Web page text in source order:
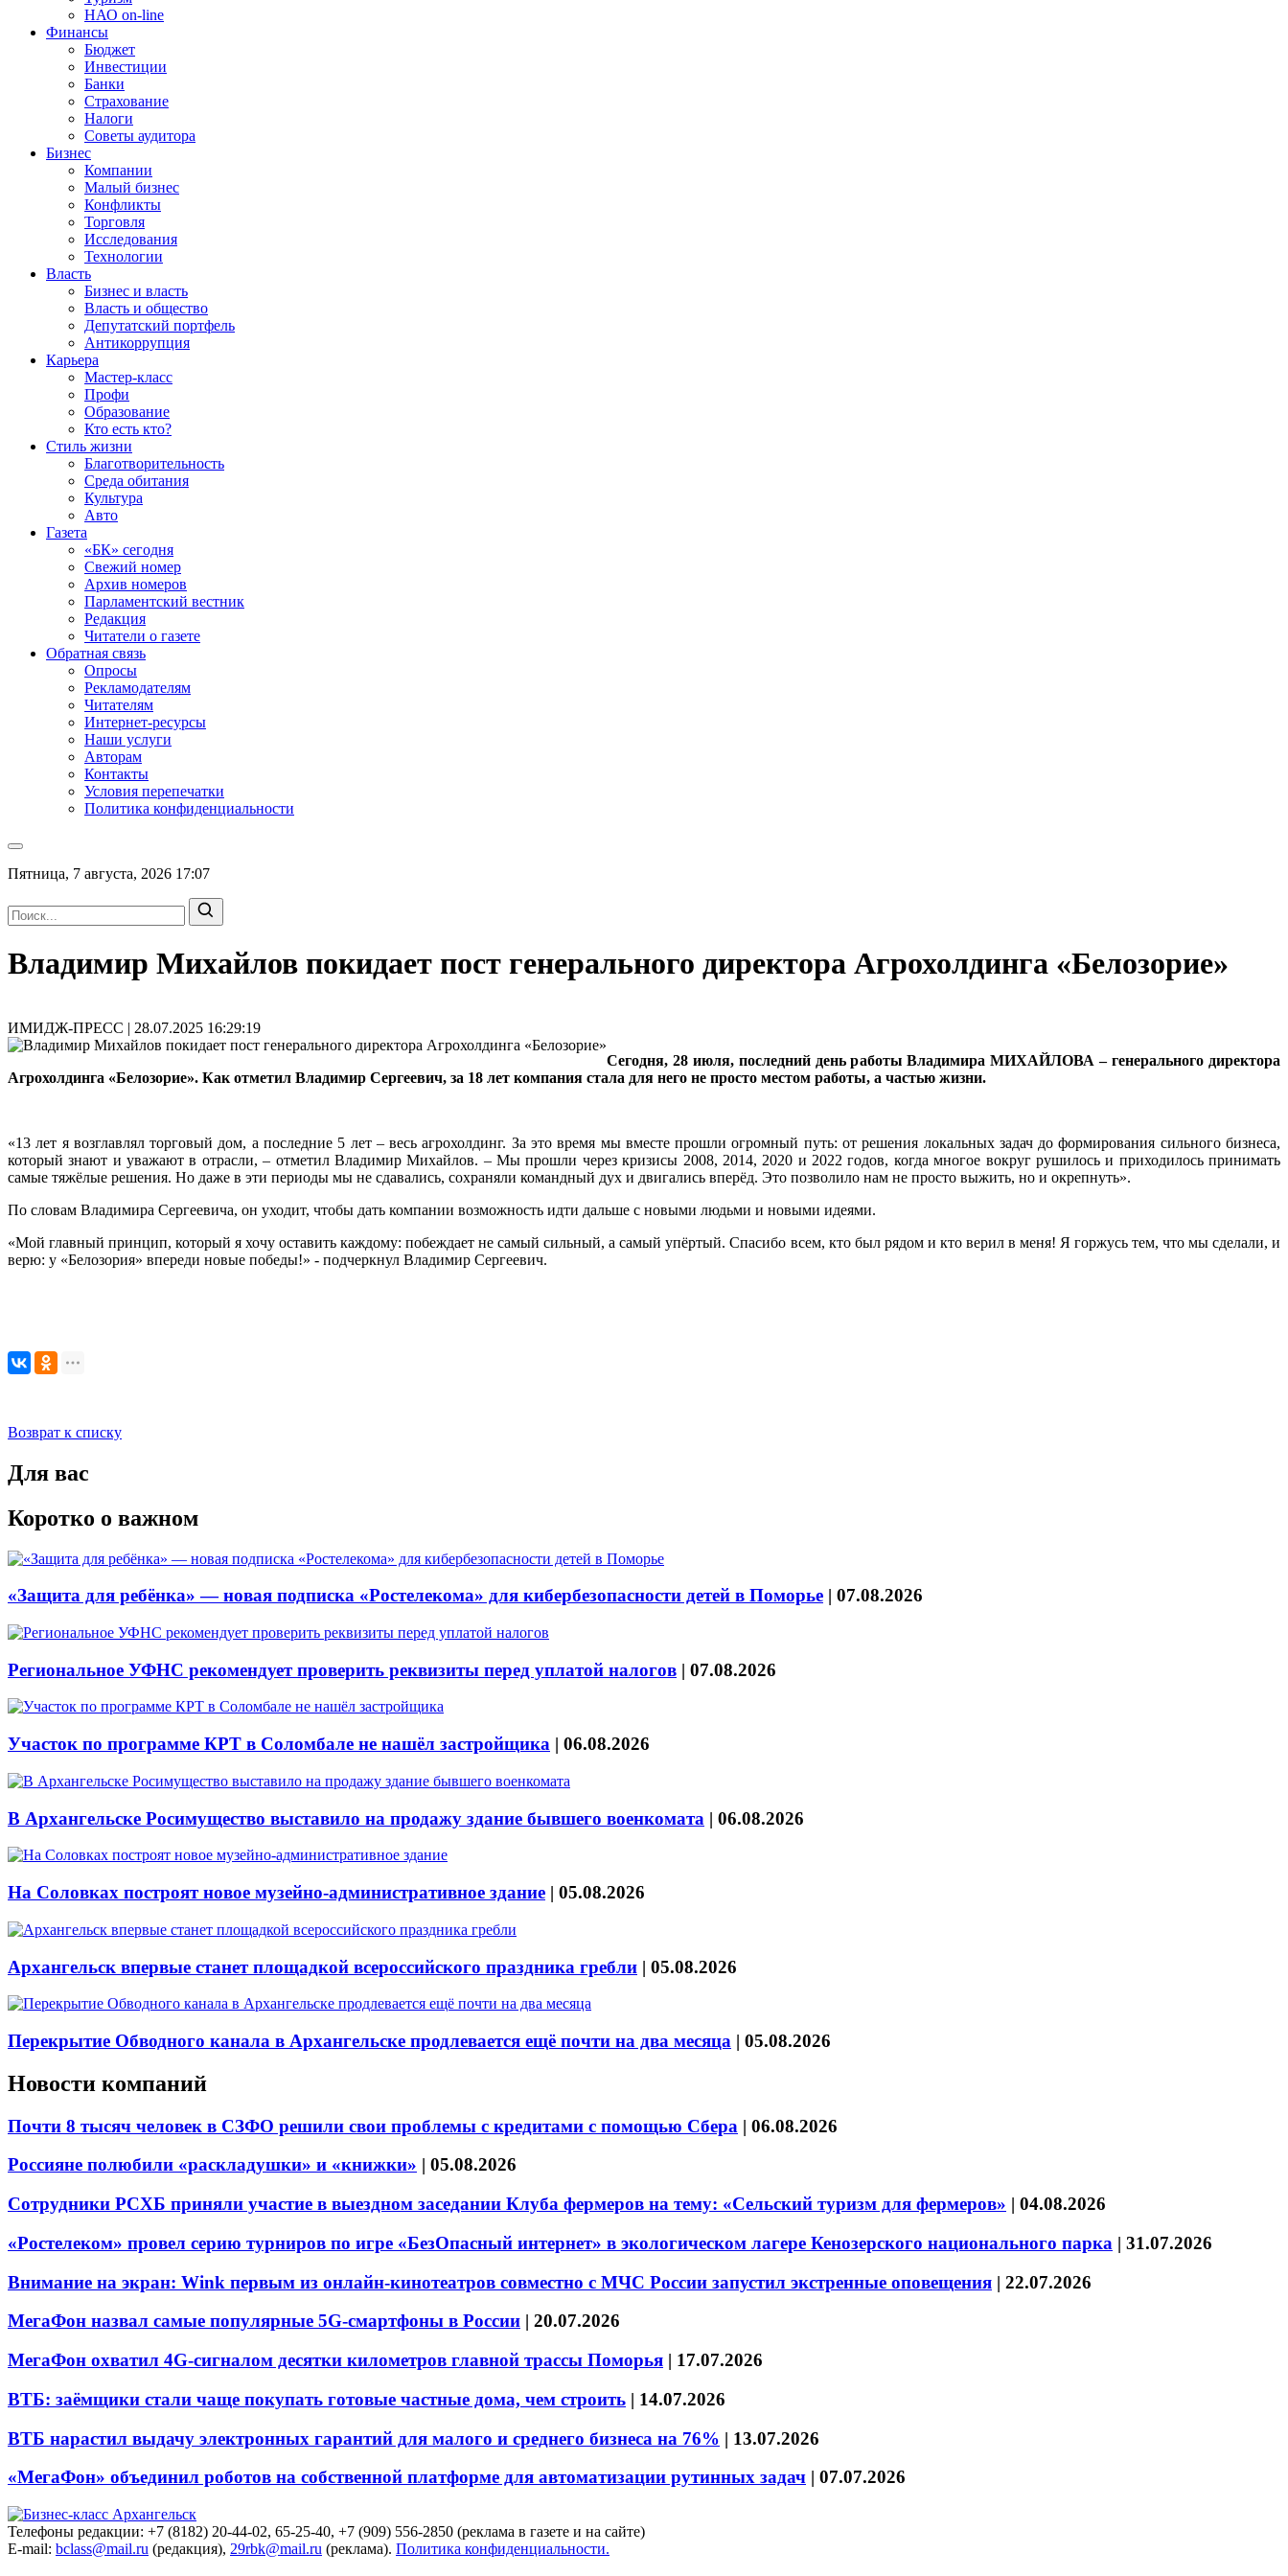
НАО on-line
Финансы
Бюджет
Инвестиции
Банки
Страхование
Налоги
Советы аудитора
Бизнес
Компании
Малый бизнес
Конфликты
Торговля
Исследования
Технологии
Власть
Бизнес и власть
Власть и общество
Депутатский портфель
Антикоррупция
Карьера
Мастер-класс
Профи
Образование
Кто есть кто?
Стиль жизни
Благотворительность
Среда обитания
Культура
Авто
Газета
«БК» сегодня
Свежий номер
Архив номеров
Парламентский вестник
Редакция
Читатели о газете
Обратная связь
Опросы
Рекламодателям
Читателям
Интернет-ресурсы
Наши услуги
Авторам
Контакты
Условия перепечатки
Политика конфиденциальности
Пятница, 7 августа, 2026 17:07
Владимир Михайлов покидает пост генерального директора Агрохолдинга «Белозорие»
ИМИДЖ-ПРЕСС | 28.07.2025 16:29:19
Сегодня, 28 июля, последний день работы Владимира МИХАЙЛОВА – генерального директора
Агрохолдинга «Белозорие». Как отметил Владимир Сергеевич, за 18 лет компания стала для него не просто местом работы, а частью жизни.
«13 лет я возглавлял торговый дом, а последние 5 лет – весь агрохолдинг. За это время мы вместе прошли огромный путь: от решения локальных задач до формирования сильного бизнеса,
который знают и уважают в отрасли, – отметил Владимир Михайлов. – Мы прошли через кризисы 2008, 2014, 2020 и 2022 годов, когда многое вокруг рушилось и приходилось принимать
самые тяжёлые решения. Но даже в эти периоды мы не сдавались, сохраняли командный дух и двигались вперёд. Это позволило нам не просто выжить, но и окрепнуть».
По словам Владимира Сергеевича, он уходит, чтобы дать компании возможность идти дальше с новыми людьми и новыми идеями.
«Мой главный принцип, который я хочу оставить каждому: побеждает не самый сильный, а самый упёртый. Спасибо всем, кто был рядом и кто верил в меня! Я горжусь тем, что мы сделали, и
верю: у «Белозория» впереди новые победы!» - подчеркнул Владимир Сергеевич.
Возврат к списку
Для вас
Коротко о важном
«Защита для ребёнка» — новая подписка «Ростелекома» для кибербезопасности детей в Поморье | 07.08.2026
Региональное УФНС рекомендует проверить реквизиты перед уплатой налогов | 07.08.2026
Участок по программе КРТ в Соломбале не нашёл застройщика | 06.08.2026
В Архангельске Росимущество выставило на продажу здание бывшего военкомата | 06.08.2026
На Соловках построят новое музейно-административное здание | 05.08.2026
Архангельск впервые станет площадкой всероссийского праздника гребли | 05.08.2026
Перекрытие Обводного канала в Архангельске продлевается ещё почти на два месяца | 05.08.2026
Новости компаний
Почти 8 тысяч человек в СЗФО решили свои проблемы с кредитами с помощью Сбера | 06.08.2026
Россияне полюбили «раскладушки» и «книжки» | 05.08.2026
Сотрудники РСХБ приняли участие в выездном заседании Клуба фермеров на тему: «Сельский туризм для фермеров» | 04.08.2026
«Ростелеком» провел серию турниров по игре «БезОпасный интернет» в экологическом лагере Кенозерского национального парка | 31.07.2026
Внимание на экран: Wink первым из онлайн-кинотеатров совместно с МЧС России запустил экстренные оповещения | 22.07.2026
МегаФон назвал самые популярные 5G-смартфоны в России | 20.07.2026
МегаФон охватил 4G-сигналом десятки километров главной трассы Поморья | 17.07.2026
ВТБ: заёмщики стали чаще покупать готовые частные дома, чем строить | 14.07.2026
ВТБ нарастил выдачу электронных гарантий для малого и среднего бизнеса на 76% | 13.07.2026
«МегаФон» объединил роботов на собственной платформе для автоматизации рутинных задач | 07.07.2026
Телефоны редакции: +7 (8182) 20-44-02, 65-25-40, +7 (909) 556-2850 (реклама в газете и на сайте)
E-mail: bclass@mail.ru (редакция), 29rbk@mail.ru (реклама). Политика конфиденциальности.